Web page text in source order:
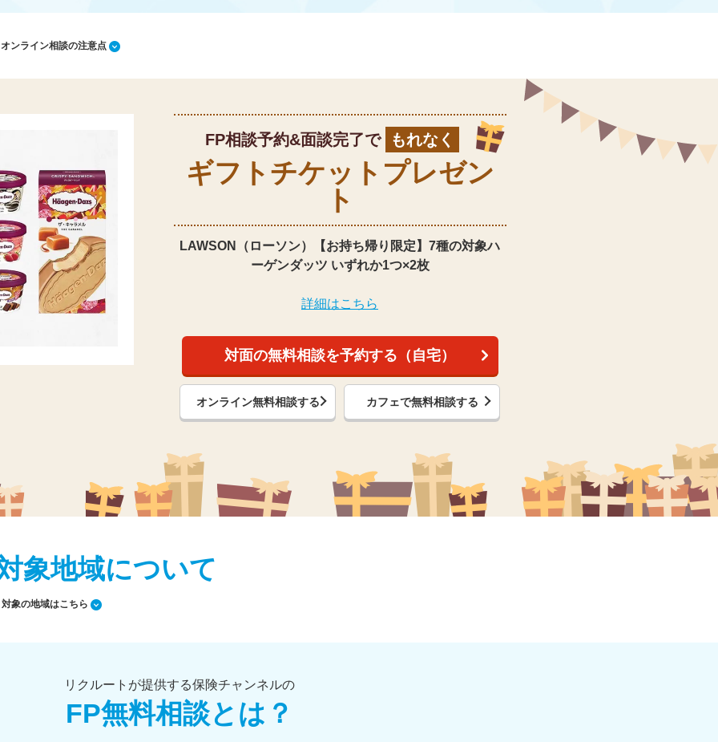
ンライン相談の注意点
FP相談予約&面談完了で もれなく
ギフトチケット プレゼン
ト
LAWSON（ローソン）【お持ち帰り限定】 7種の対象ハ
ーゲンダッツ いずれか1つ×2枚
詳細はこちら
対面の無料相談を予約する（自宅）
オンライン無料相談する カフェで無料相談する
象地域について
対象の地域はこちら
リクルートが提供する保険チャンネルの
FP無料相談とは？